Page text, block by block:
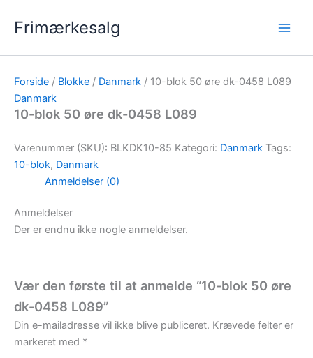
Frimærkesalg
Forside / Blokke / Danmark / 10-blok 50 øre dk-0458 L089
Danmark
10-blok 50 øre dk-0458 L089
Varenummer (SKU): BLKDK10-85 Kategori: Danmark Tags:
10-blok, Danmark
Anmeldelser (0)
Anmeldelser
Der er endnu ikke nogle anmeldelser.
Vær den første til at anmelde “10-blok 50 øre
dk-0458 L089”
Din e-mailadresse vil ikke blive publiceret. Krævede felter er
markeret med *